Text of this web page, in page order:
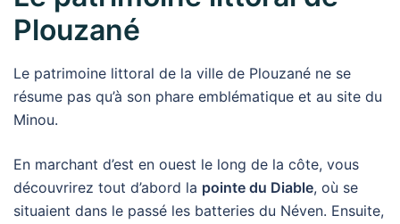
Plouzané
Le patrimoine littoral de la ville de Plouzané ne se
résume pas qu’à son phare emblématique et au site du
Minou.
En marchant d’est en ouest le long de la côte, vous
découvrirez tout d’abord la pointe du Diable, où se
situaient dans le passé les batteries du Néven. Ensuite,